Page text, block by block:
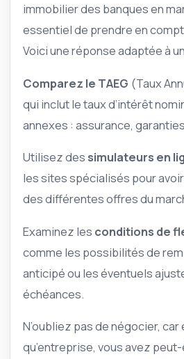
immobilier des banques en
essentiel de prendre en
Voici une réponse adaptée à
Comparez le TAEG (Taux
qui inclut le taux d’intérêt
annexes : assurance,
Utilisez des simulateurs en
les sites spécialisés pour
des différentes offres du
Examinez les conditions de
comme les possibilités de
anticipé ou les éventuels
échéances.
N’oubliez pas de négocier, car
qu’entreprise, vous avez